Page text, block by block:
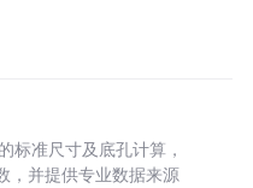
标准尺寸及底孔计算，
，并提供专业数据来源